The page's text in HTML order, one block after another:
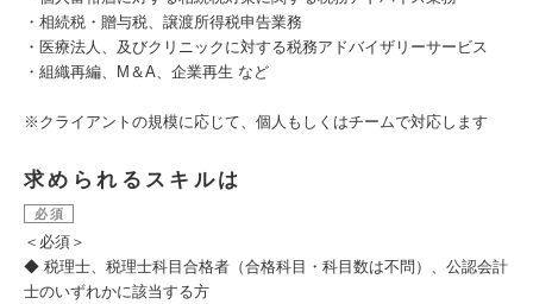
・相続税・贈与税、譲渡所得税申告業務
・医療法人、及びクリニックに対する税務アドバイザリーサービス
・組織再編、M＆A、企業再生 など
※クライアントの規模に応じて、個人もしくはチームで対応します
求められるスキルは
必須
＜必須＞
◆ 税理士、税理士科目合格者（合格科目・科目数は不問）、公認会計
士のいずれかに該当する方